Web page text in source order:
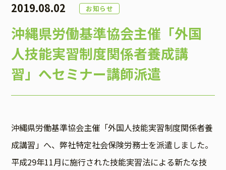
沖縄県労働基準協会主催「外国
人技能実習制度関係者養成講
習」へセミナー講師派遣
2019.08.02 お知らせ
沖縄県労働基準協会主催「外国人技能実習制度関係者養
成講習」へ、弊社特定社会保険労務士を派遣しました。
平成29年11月に施行された技能実習法による新たな技